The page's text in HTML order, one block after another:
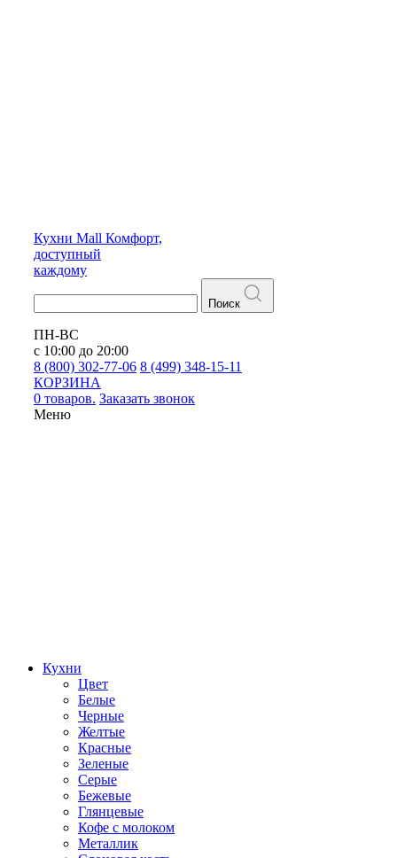
Кухни Mall Комфорт,
доступный
каждому
Поиск
ПН-ВС
с 10:00 до 20:00
8 (800) 302-77-06 8 (499) 348-15-11
КОРЗИНА
0 товаров. Заказать звонок
Меню
Кухни
Цвет
Белые
Черные
Желтые
Красные
Зеленые
Серые
Бежевые
Глянцевые
Кофе с молоком
Металлик